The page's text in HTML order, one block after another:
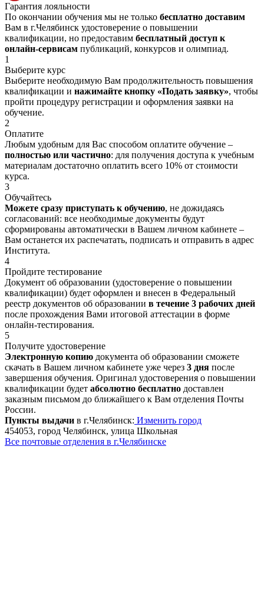
Гарантия лояльности
По окончании обучения мы не только бесплатно доставим
Вам в г.Челябинск удостоверение о повышении
квалификации, но предоставим бесплатный доступ к
онлайн-сервисам публикаций, конкурсов и олимпиад.
1
Выберите курс
Выберите необходимую Вам продолжительность повышения
квалификации и нажимайте кнопку «Подать заявку», чтобы
пройти процедуру регистрации и оформления заявки на
обучение.
2
Оплатите
Любым удобным для Вас способом оплатите обучение –
полностью или частично: для получения доступа к учебным
материалам достаточно оплатить всего 10% от стоимости
курса.
3
Обучайтесь
Можете сразу приступать к обучению, не дожидаясь
согласований: все необходимые документы будут
сформированы автоматически в Вашем личном кабинете –
Вам останется их распечатать, подписать и отправить в адрес
Института.
4
Пройдите тестирование
Документ об образовании (удостоверение о повышении
квалификации) будет оформлен и внесен в Федеральный
реестр документов об образовании в течение 3 рабочих дней
после прохождения Вами итоговой аттестации в форме
онлайн-тестирования.
5
Получите удостоверение
Электронную копию документа об образовании сможете
скачать в Вашем личном кабинете уже через 3 дня после
завершения обучения. Оригинал удостоверения о повышении
квалификации будет абсолютно бесплатно доставлен
заказным письмом до ближайшего к Вам отделения Почты
России.
Пункты выдачи в г.Челябинск: Изменить город
454053, город Челябинск, улица Школьная
Все почтовые отделения в г.Челябинске